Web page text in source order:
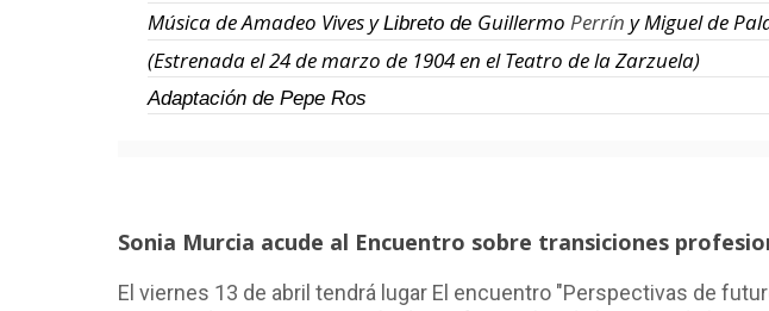
Música de Amadeo Vives yLibreto de Guillermo Perrín y Miguel de
(Estrenada el 24 de marzo de 1904 en el Teatro de la Zarzuela)
Adaptación de Pepe Ros
Sonia Murcia acude al Encuentro sobre transiciones
El viernes 13 de abril tendrá lugar El encuentro "Perspectivas de